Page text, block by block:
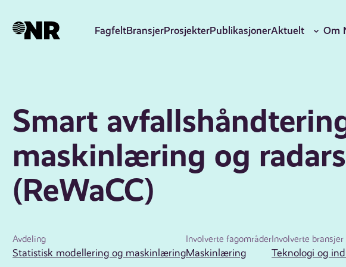
hovedinnhold
FagfeltBransjerProsjekterPublikasjonerAktuelt Om
Smart
maskinlæring og
(ReWaCC)
Avdeling
Statistisk modellering og maskinlæring
Involverte fagområder
Maskinlæring
Involverte bransjer
Teknologi og